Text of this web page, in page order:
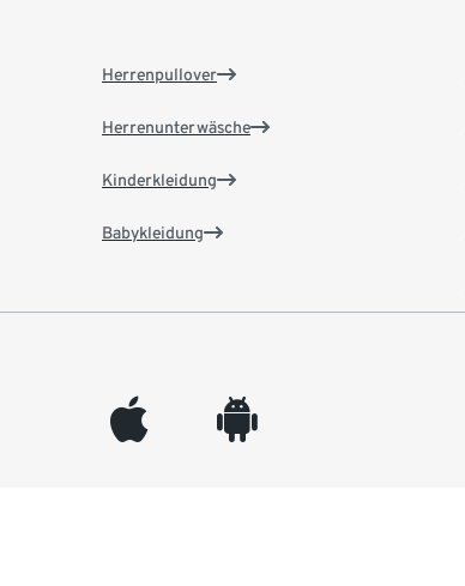
Herrenpullover
Herrenunterwäsche
Kinderkleidung
Babykleidung
appleinc android